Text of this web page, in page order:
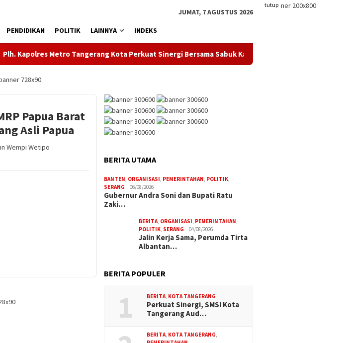
tutup
JUMAT, 7 AGUSTUS 2026
PENDIDIKAN POLITIK LAINNYA INDEKS
Kapolres Metro Tangerang Kota Perkuat Sinergi Bersama Sabuk Kamtibmas, Dorong Peran Aktif
Papua Barat
Asli Papua
Wempi Wetipo
BERITA UTAMA
BANTEN, ORGANISASI, PEMERINTAHAN, POLITIK,
SERANG
06/08/2026
Gubernur Andra Soni dan Bupati Ratu
Zaki…
BERITA, ORGANISASI, PEMERINTAHAN,
POLITIK, SERANG 04/08/2026
Jalin Kerja Sama, Perumda Tirta
Albantan…
BERITA POPULER
1 BERITA, KOTA TANGERANG
Perkuat Sinergi, SMSI Kota
Tangerang Aud…
BERITA, KOTA TANGERANG,